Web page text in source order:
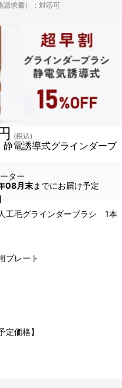
請求書）：対応可
静電誘導式グラインダーブ
(税込)
ター
08月末までにお届け予定
工毛グラインダーブラシ 1本
プレート
定価格】